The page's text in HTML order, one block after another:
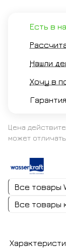
Есть в
Нашли
Хочу в
Цена
может
Все товары
Все товары